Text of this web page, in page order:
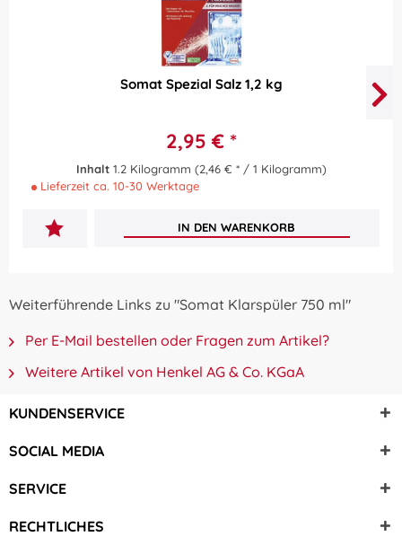
Somat Spezial Salz 1,2 kg
2,95 € *
Inhalt 1.2 Kilogramm (2,46 € * / 1 Kilogramm)
Lieferzeit ca. 10-30 Werktage
IN DEN WARENKORB
Weiterführende Links zu "Somat Klarspüler 750 ml"
Per E-Mail bestellen oder Fragen zum Artikel?
Weitere Artikel von Henkel AG & Co. KGaA
KUNDENSERVICE
SOCIAL MEDIA
SERVICE
RECHTLICHES